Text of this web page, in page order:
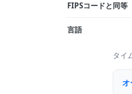
FIPSコードと同等
言語
タイ